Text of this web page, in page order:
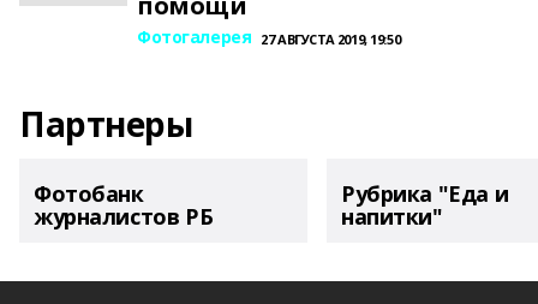
Фотогалерея 27 АВГУСТА 2019, 19:50
Партнеры
Фотобанк
журналистов РБ
Рубрика "Еда и
напитки"